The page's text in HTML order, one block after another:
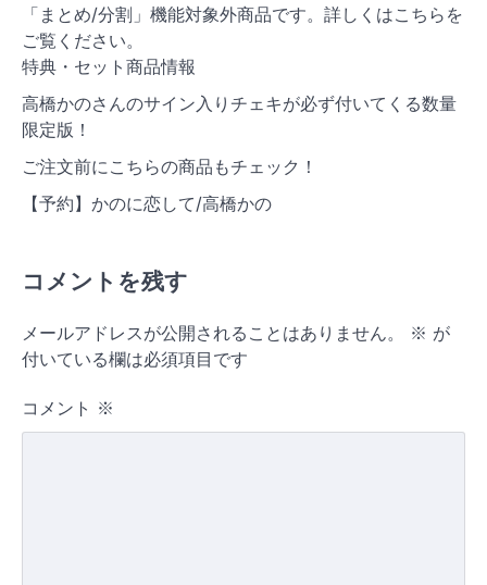
「まとめ/分割」機能対象外商品です。詳しくはこちらを
ご覧ください。
特典・セット商品情報
高橋かのさんのサイン入りチェキが必ず付いてくる数量
限定版！
ご注文前にこちらの商品もチェック！
【予約】かのに恋して/高橋かの
コメントを残す
メールアドレスが公開されることはありません。 ※ が
付いている欄は必須項目です
コメント ※